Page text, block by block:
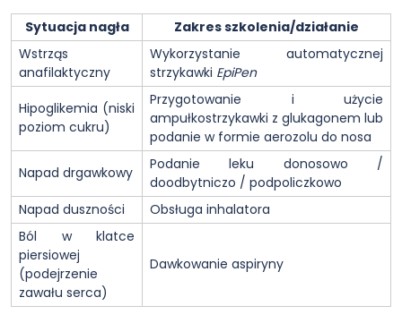
Sytuacja nagła
Zakres szkolenia/działanie
Wstrząs
anafilaktyczny
Wykorzystanie automatycznej
strzykawki EpiPen
Hipoglikemia (niski
poziom cukru)
Przygotowanie i użycie
ampułkostrzykawki z glukagonem lub
podanie w formie aerozolu do nosa
Napad drgawkowy
Podanie leku donosowo /
doodbytniczo / podpoliczkowo
Napad duszności
Obsługa inhalatora
Ból w klatce
piersiowej
(podejrzenie
zawału serca)
Dawkowanie aspiryny